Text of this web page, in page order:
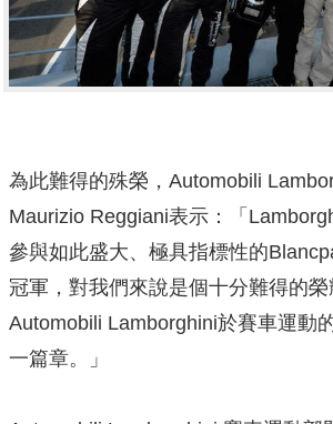
為此難得的殊榮，Automobili
Maurizio Reggiani表示：「
參與如此盛大、極具指標性的
冠軍，對我們來說是個十分難得的
Automobili Lamborghini於賽車運動
一篇章。」